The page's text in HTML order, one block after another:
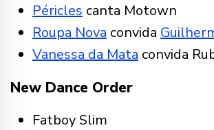
Péricles canta Motown
Roupa Nova convida
Vanessa da Mata convida
New Dance Order
Fatboy Slim